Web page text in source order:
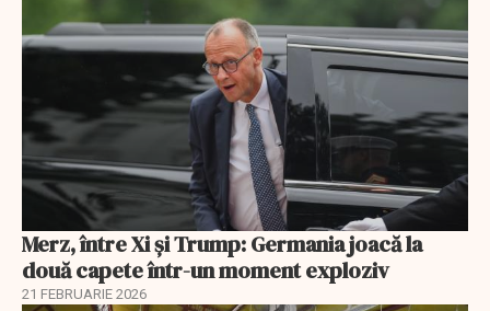
Merz, între Xi și Trump: Germania joacă la
două capete într-un moment exploziv
21 FEBRUARIE 2026